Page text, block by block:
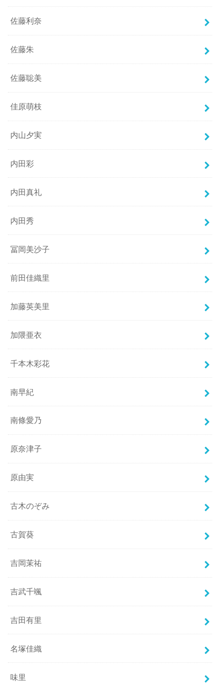
佐藤利奈
佐藤朱
佐藤聡美
佳原萌枝
内山夕実
内田彩
内田真礼
内田秀
冨岡美沙子
前田佳織里
加藤英美里
加隈亜衣
千本木彩花
南早紀
南條愛乃
原奈津子
原由実
古木のぞみ
古賀葵
吉岡茉祐
吉武千颯
吉田有里
名塚佳織
味里